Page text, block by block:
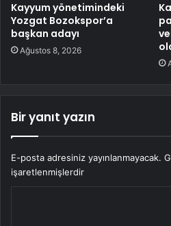
Kayyum yönetimindeki
Yozgat Bozokspor’a
başkan adayı
Ağustos 8, 2026
Bir yanıt yazın
E-posta adresiniz yayınlanmayacak.
işaretlenmişlerdir